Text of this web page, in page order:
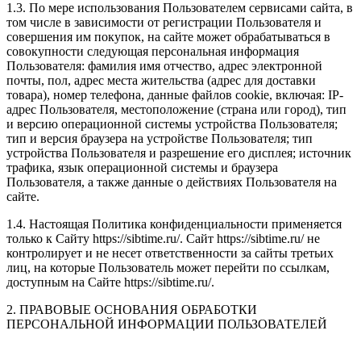
1.3. По мере использования Пользователем сервисами сайта, в
том числе в зависимости от регистрации Пользователя и
совершения им покупок, на сайте может обрабатываться в
совокупности следующая персональная информация
Пользователя: фамилия имя отчество, адрес электронной
почты, пол, адрес места жительства (адрес для доставки
товара), номер телефона, данные файлов cookie, включая: IP-
адрес Пользователя, местоположение (страна или город), тип
и версию операционной системы устройства Пользователя;
тип и версия браузера на устройстве Пользователя; тип
устройства Пользователя и разрешение его дисплея; источник
трафика, язык операционной системы и браузера
Пользователя, а также данные о действиях Пользователя на
сайте.
1.4. Настоящая Политика конфиденциальности применяется
только к Сайту https://sibtime.ru/. Сайт https://sibtime.ru/ не
контролирует и не несет ответственности за сайты третьих
лиц, на которые Пользователь может перейти по ссылкам,
доступным на Сайте https://sibtime.ru/.
2. ПРАВОВЫЕ ОСНОВАНИЯ ОБРАБОТКИ
ПЕРСОНАЛЬНОЙ ИНФОРМАЦИИ ПОЛЬЗОВАТЕЛЕЙ